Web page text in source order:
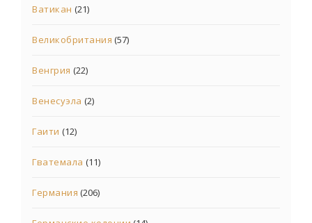
Ватикан (21)
Великобритания (57)
Венгрия (22)
Венесуэла (2)
Гаити (12)
Гватемала (11)
Германия (206)